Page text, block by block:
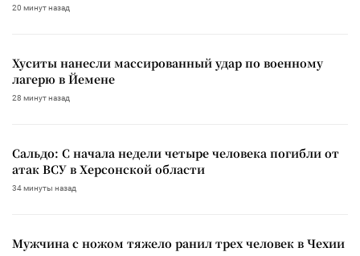
20 минут назад
Хуситы нанесли массированный удар по военному
лагерю в Йемене
28 минут назад
Сальдо: С начала недели четыре человека погибли от
атак ВСУ в Херсонской области
34 минуты назад
Мужчина с ножом тяжело ранил трех человек в Чехии